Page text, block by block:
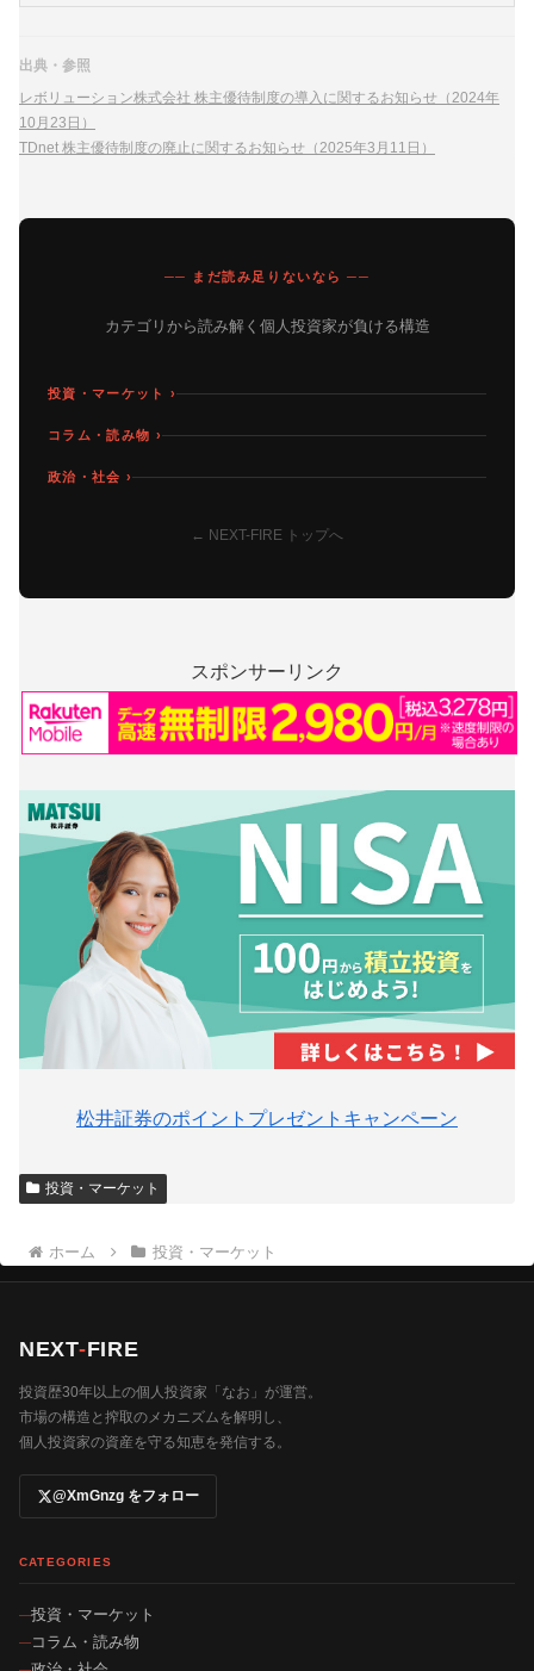
出典・参照
レボリューション株式会社 株主優待制度の導入に関するお知らせ（2024年
10月23日）
TDnet 株主優待制度の廃止に関するお知らせ（2025年3月11日）
── まだ読み足りないなら ──
カテゴリから読み解く個人投資家が負ける構造
投資・マーケット ›
コラム・読み物 ›
政治・社会 ›
← NEXT-FIRE トップへ
スポンサーリンク
松井証券のポイントプレゼントキャンペーン
投資・マーケット
ホーム 投資・マーケット
NEXT-FIRE
投資歴30年以上の個人投資家「なお」が運営。
市場の構造と搾取のメカニズムを解明し、
個人投資家の資産を守る知恵を発信する。
@XmGnzg をフォロー
CATEGORIES
投資・マーケット
コラム・読み物